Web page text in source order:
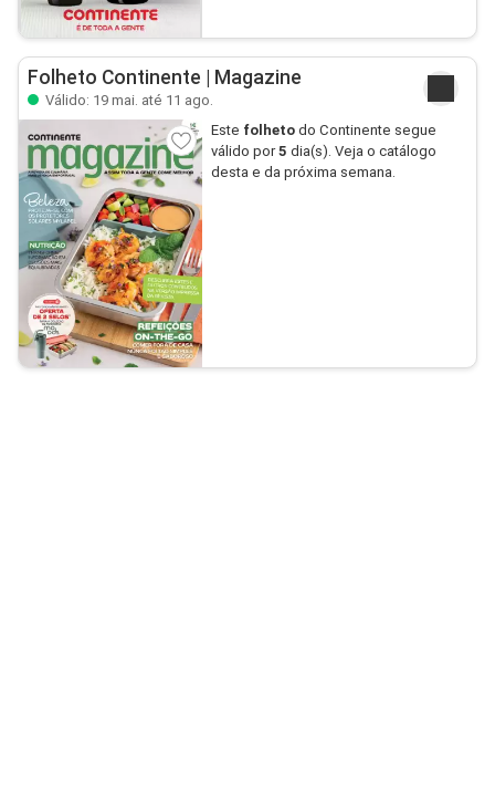
Folheto Continente | Magazine
Válido: 19 mai. até 11 ago.
Este folhetodo Continente segue
válido por5 dia(s). Veja o catálogo
desta e da próxima semana.